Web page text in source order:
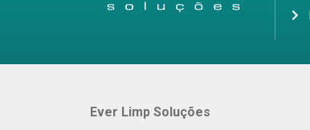
Ever Limp Soluções